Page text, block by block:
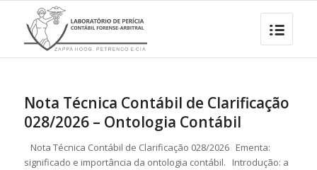
Nota Técnica Contábil de Clarificação
028/2026 – Ontologia Contábil
Nota Técnica Contábil de Clarificação 028/2026 Ementa:
significado e importância da ontologia contábil. Introdução: a